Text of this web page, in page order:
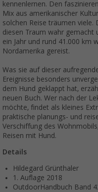
kennenlernen. Den
Mix aus amerikanischer
solchen Reise träumen viele.
diesen Traum wahr gemacht
ein Jahr und rund 41.000 km
Nordamerika gereist.
Was sie auf dieser
Ereignisse besonders
dem Hund geklappt hat,
neuen Buch. Wer nach der
möchte, findet als kleines
praktische planungs- und
Verschiffung des
Reisen mit Hund.
Details
Hildegard Grünthaler
1. Auflage 2018
OutdoorHandbuch Band